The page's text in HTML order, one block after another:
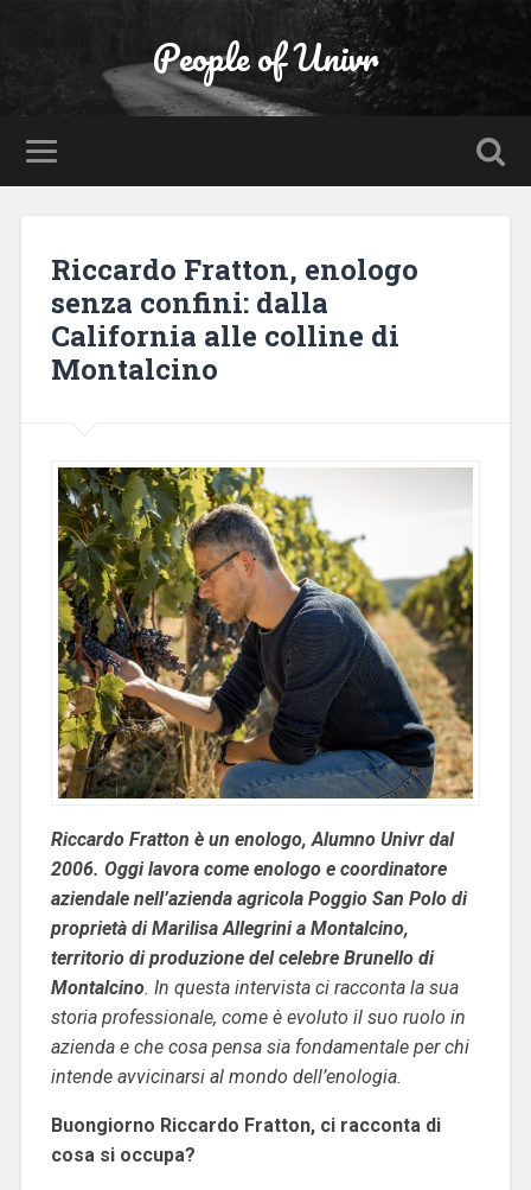
People of Univr
Riccardo Fratton, enologo
senza confini: dalla
California alle colline di
Montalcino
Riccardo Fratton è un enologo, Alumno Univr dal
2006. Oggi lavora come enologo e coordinatore
aziendale nell’azienda agricola Poggio San Polo di
proprietà di Marilisa Allegrini a Montalcino,
territorio di produzione del celebre Brunello di
Montalcino. In questa intervista ci racconta la sua
storia professionale, come è evoluto il suo ruolo in
azienda e che cosa pensa sia fondamentale per chi
intende avvicinarsi al mondo dell’enologia.
Buongiorno Riccardo Fratton, ci racconta di
cosa si occupa?